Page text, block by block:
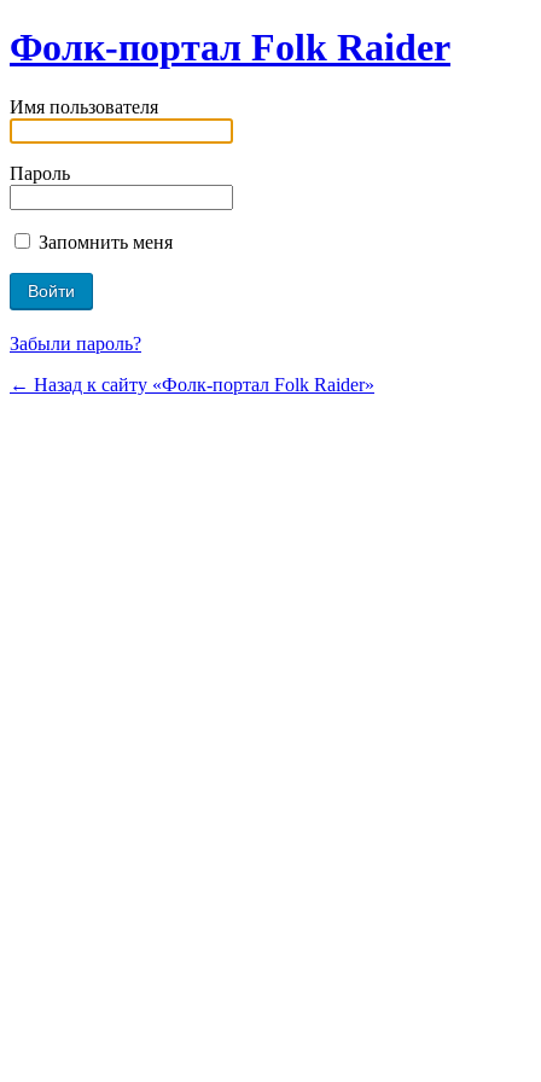
Фолк-портал Folk Raider
Имя пользователя
Пароль
Запомнить меня
Забыли пароль?
← Назад к сайту «Фолк-портал Folk Raider»